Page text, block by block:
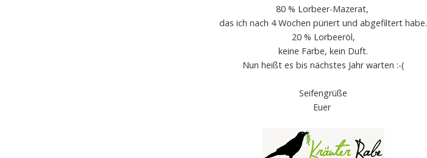
80 % Lorbeer-Mazerat,
das ich nach 4 Wochen püriert und abgefiltert habe.
20 % Lorbeeröl,
keine Farbe, kein Duft.
Nun heißt es bis nächstes Jahr warten :-(
Seifengrüße
Euer